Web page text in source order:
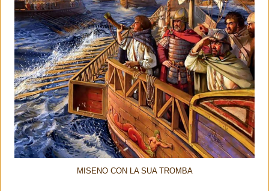
MISENO CON LA SUA TROMBA